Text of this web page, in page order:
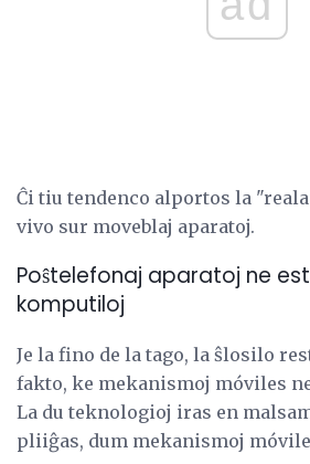
Ĉi tiu tendenco alportos la
vivo sur moveblaj aparatoj.
Poŝtelefonaj aparatoj ne
komputiloj
Je la fino de la tago, la ŝlosilo
fakto, ke mekanismoj móviles
La du teknologioj iras en
pliiĝas, dum mekanismoj